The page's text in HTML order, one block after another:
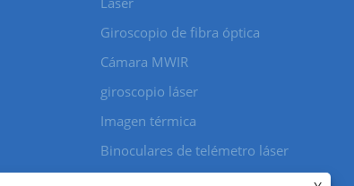
Giroscopio de fibra óptica
Cámara MWIR
giroscopio láser
Imagen térmica
Binoculares de telémetro láser